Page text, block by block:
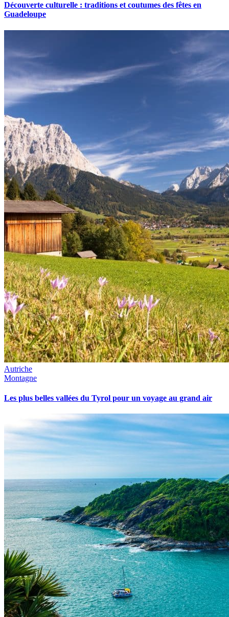
Découverte culturelle : traditions et coutumes des fêtes en
Guadeloupe
Autriche
Montagne
Les plus belles vallées du Tyrol pour un voyage au grand air